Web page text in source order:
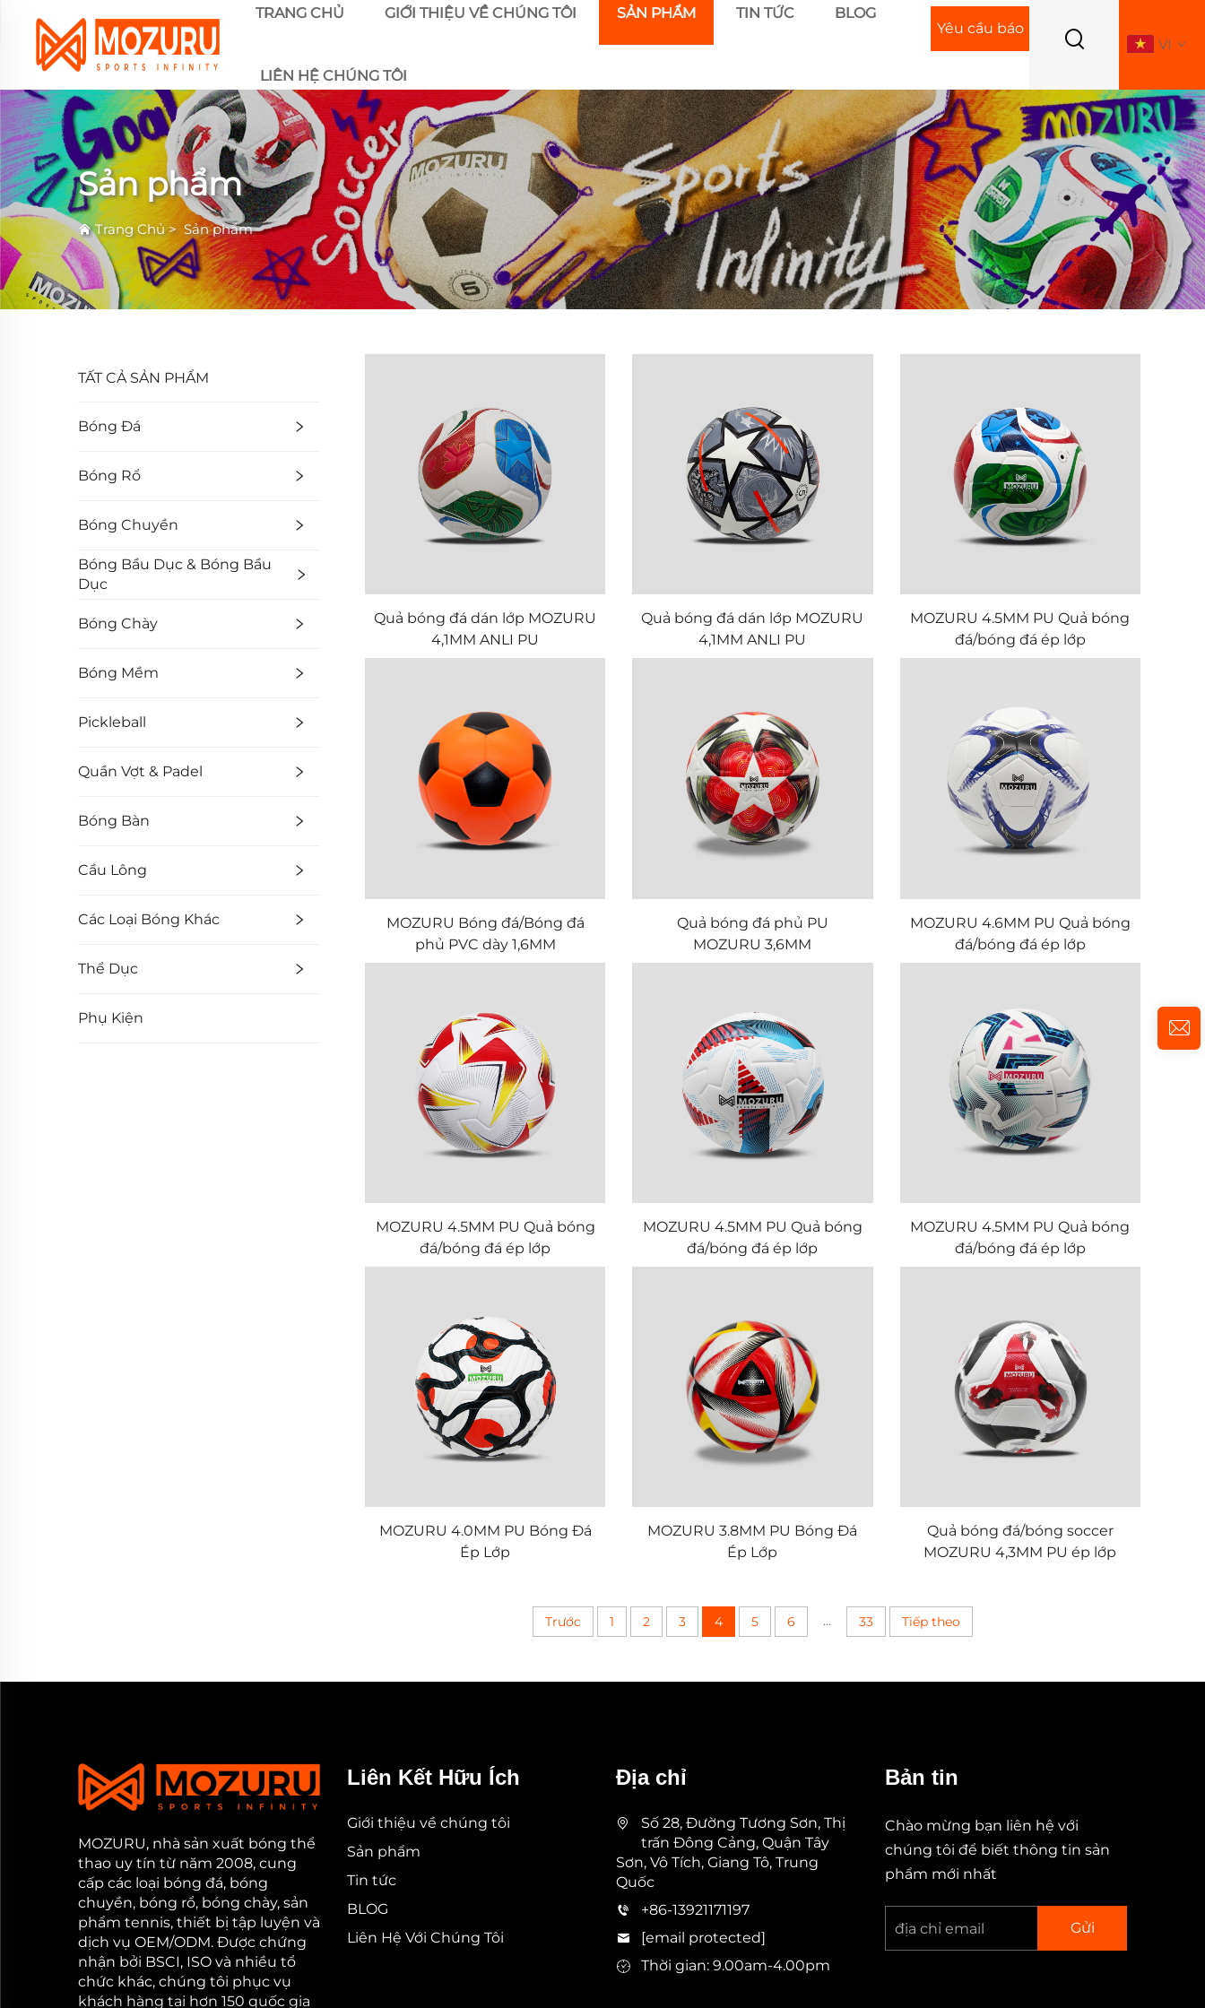
TRANG CHỦ GIỚI THIỆU VỀ CHÚNG TÔI SẢN PHẨM TIN TỨC BLOG
LIÊN HỆ CHÚNG TÔI
Yêu cầu báo
VI
Sản phẩm
Trang Chủ> Sản phẩm
TẤT CẢ SẢN PHẨM
Bóng Đá
Bóng Rổ
Bóng Chuyền
Bóng Bầu Dục & Bóng Bầu
Dục
Bóng Chày
Bóng Mềm
Pickleball
Quần Vợt & Padel
Bóng Bàn
Cầu Lông
Các Loại Bóng Khác
Thể Dục
Phụ Kiện
Quả bóng đá dán lớp MOZURU
4,1MM ANLI PU
Quả bóng đá dán lớp MOZURU
4,1MM ANLI PU
MOZURU 4.5MM PU Quả bóng
đá/bóng đá ép lớp
MOZURU Bóng đá/Bóng đá
phủ PVC dày 1,6MM
Quả bóng đá phủ PU
MOZURU 3,6MM
MOZURU 4.6MM PU Quả bóng
đá/bóng đá ép lớp
MOZURU 4.5MM PU Quả bóng
đá/bóng đá ép lớp
MOZURU 4.5MM PU Quả bóng
đá/bóng đá ép lớp
MOZURU 4.5MM PU Quả bóng
đá/bóng đá ép lớp
MOZURU 4.0MM PU Bóng Đá
Ép Lớp
MOZURU 3.8MM PU Bóng Đá
Ép Lớp
Quả bóng đá/bóng soccer
MOZURU 4,3MM PU ép lớp
Trước 1 2 3 4 5 6 ... 33 Tiếp theo
MOZURU, nhà sản xuất bóng thể
thao uy tín từ năm 2008, cung
cấp các loại bóng đá, bóng
chuyền, bóng rổ, bóng chày, sản
phẩm tennis, thiết bị tập luyện và
dịch vụ OEM/ODM. Được chứng
nhận bởi BSCI, ISO và nhiều tổ
chức khác, chúng tôi phục vụ
khách hàng tại hơn 150 quốc gia
Liên Kết Hữu Ích
Giới thiệu về chúng tôi
Sản phẩm
Tin tức
BLOG
Liên Hệ Với Chúng Tôi
Địa chỉ
Số 28, Đường Tương Sơn, Thị
trấn Đông Cảng, Quận Tây
Sơn, Vô Tích, Giang Tô, Trung
Quốc
+86-13921171197
[email protected]
Thời gian: 9.00am-4.00pm
Bản tin
Chào mừng bạn liên hệ với
chúng tôi để biết thông tin sản
phẩm mới nhất
Gửi